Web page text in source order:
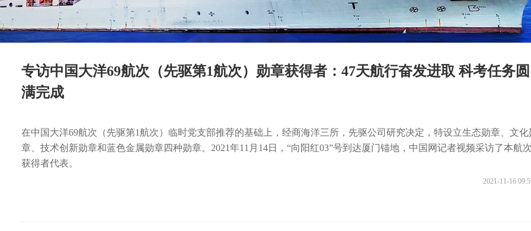
专访中国大洋69航次（先驱第1航次）勋章获得者：47天航行奋发进取 科考任务圆
满完成
在中国大洋69航次（先驱第1航次）临时党支部推荐的基础上，经商海洋三所，先驱公司研究决定，特设立生态勋章、文化
章、技术创新勋章和蓝色金属勋章四种勋章。2021年11月14日，“向阳红03”号到达厦门锚地，中国网记者视频采访了本航
获得者代表。
2021-11-16